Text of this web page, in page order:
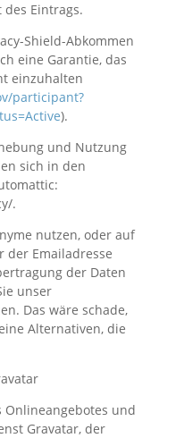
Eintrags.
Shield-Abkommen
eine Garantie, das
einzuhalten
participant?
).
und Nutzung
sich in den
.
nutzen, oder auf
der Emailadresse
der Daten
unser
Das wäre schade,
Alternativen, die
und
Gravatar, der